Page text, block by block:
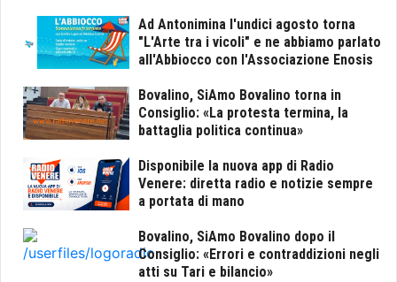
Ad Antonimina l'undici agosto torna
"L'Arte tra i vicoli" e ne abbiamo parlato
all'Abbiocco con l'Associazione Enosis
Bovalino, SiAmo Bovalino torna in
Consiglio: «La protesta termina, la
battaglia politica continua»
Disponibile la nuova app di Radio
Venere: diretta radio e notizie sempre
a portata di mano
Bovalino, SiAmo Bovalino dopo il
Consiglio: «Errori e contraddizioni negli
atti su Tari e bilancio»